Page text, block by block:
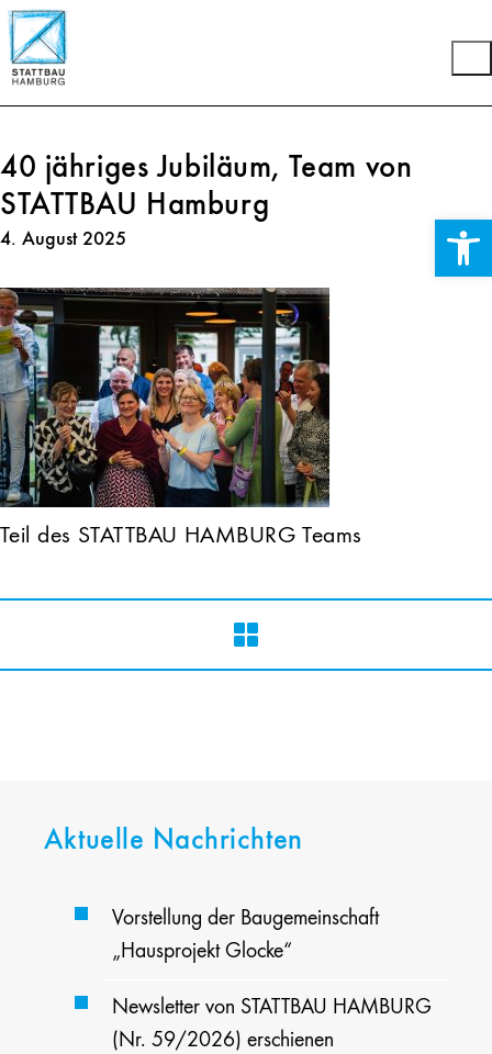
40 jähriges Jubiläum, Team von
STATTBAU Hamburg
4. August 2025
Teil des STATTBAU HAMBURG Teams
Aktuelle Nachrichten
Vorstellung der Baugemeinschaft
„Hausprojekt Glocke“
Newsletter von STATTBAU HAMBURG
(Nr. 59/2026) erschienen